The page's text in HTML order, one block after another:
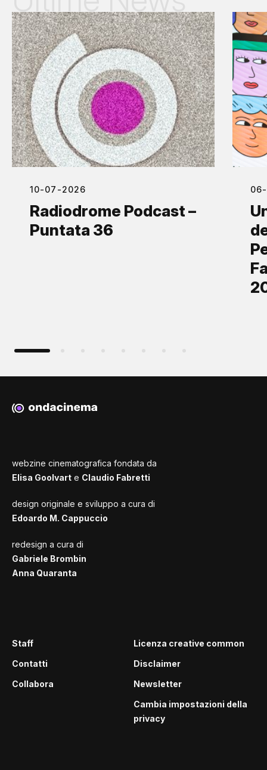
10-07-2026
Radiodrome Podcast –
Puntata 36
webzine cinematografica fondata da
Elisa Goolvart e Claudio Fabretti
design originale e sviluppo a cura di
Edoardo M. Cappuccio
redesign a cura di
Gabriele Brombin
Anna Quaranta
Staff
Contatti
Collabora
Licenza creative common
Disclaimer
Newsletter
Cambia impostazioni della
privacy